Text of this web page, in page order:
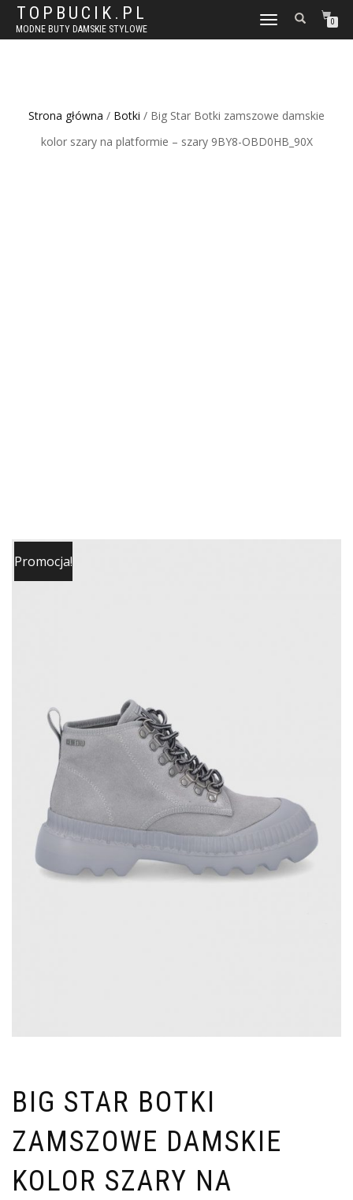
TOPBUCIK.PL
MODNE BUTY DAMSKIE STYLOWE
WŁĄCZ
NAWIGACJĘ
0
Strona główna / Botki / Big Star Botki zamszowe damskie
kolor szary na platformie – szary 9BY8-OBD0HB_90X
Promocja!
BIG STAR BOTKI
ZAMSZOWE DAMSKIE
KOLOR SZARY NA